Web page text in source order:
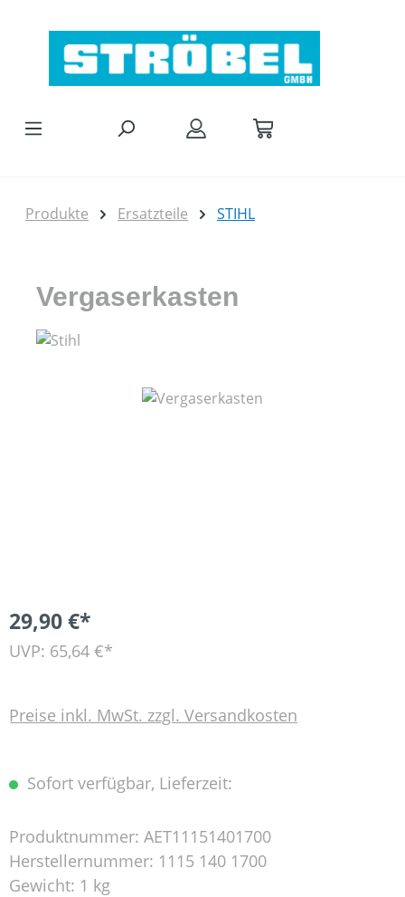
Produkte Ersatzteile STIHL
Vergaserkasten
Bildergalerie überspringen
29,90 €*
UVP: 65,64 €*
Preise inkl. MwSt. zzgl. Versandkosten
Sofort verfügbar, Lieferzeit:
Produktnummer: AET11151401700
Herstellernummer: 1115 140 1700
Gewicht: 1 kg